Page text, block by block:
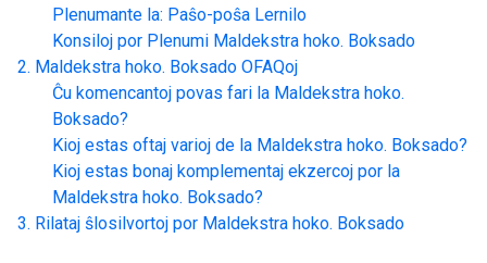
Plenumante la: Paŝo-poŝa Lernilo
Konsiloj por Plenumi Maldekstra hoko. Boksado
Maldekstra hoko. Boksado OFAQoj
Ĉu komencantoj povas fari la Maldekstra hoko.
Boksado?
Kioj estas oftaj varioj de la Maldekstra hoko. Boksado?
Kioj estas bonaj komplementaj ekzercoj por la
Maldekstra hoko. Boksado?
Rilataj ŝlosilvortoj por Maldekstra hoko. Boksado